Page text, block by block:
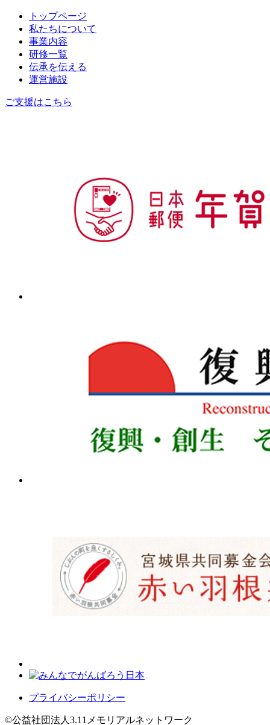
トップページ
私たちについて
事業内容
研修一覧
伝承を伝える
運営施設
ご支援はこちら
プライバシーポリシー
©公益社団法人3.11メモリアルネットワーク